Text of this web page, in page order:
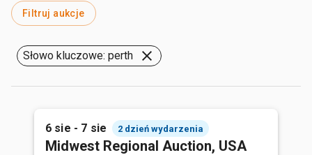
Filtruj aukcje
Słowo kluczowe: perth
6 sie - 7 sie 2 dzień wydarzenia
Midwest Regional Auction, USA